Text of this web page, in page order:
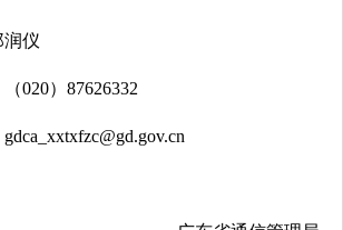
润仪
020） 87626332
gdca_xxtxfzc@gd.gov.cn